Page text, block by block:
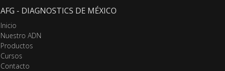
AFG - DIAGNOSTICS DE MÉXICO
Inicio
Nuestro ADN
Productos
Cursos
Contacto